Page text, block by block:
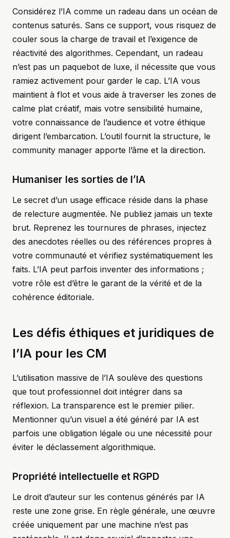
Considérez l’IA comme un radeau dans un océan de
contenus saturés. Sans ce support, vous risquez de
couler sous la charge de travail et l’exigence de
réactivité des algorithmes. Cependant, un radeau
n’est pas un paquebot de luxe, il nécessite que vous
ramiez activement pour garder le cap. L’IA vous
maintient à flot et vous aide à traverser les zones de
calme plat créatif, mais votre sensibilité humaine,
votre connaissance de l’audience et votre éthique
dirigent l’embarcation. L’outil fournit la structure, le
community manager apporte l’âme et la direction.
Humaniser les sorties de l’IA
Le secret d’un usage efficace réside dans la phase
de relecture augmentée. Ne publiez jamais un texte
brut. Reprenez les tournures de phrases, injectez
des anecdotes réelles ou des références propres à
votre communauté et vérifiez systématiquement les
faits. L’IA peut parfois inventer des informations ;
votre rôle est d’être le garant de la vérité et de la
cohérence éditoriale.
Les défis éthiques et juridiques de
l’IA pour les CM
L’utilisation massive de l’IA soulève des questions
que tout professionnel doit intégrer dans sa
réflexion. La transparence est le premier pilier.
Mentionner qu’un visuel a été généré par IA est
parfois une obligation légale ou une nécessité pour
éviter le déclassement algorithmique.
Propriété intellectuelle et RGPD
Le droit d’auteur sur les contenus générés par IA
reste une zone grise. En règle générale, une œuvre
créée uniquement par une machine n’est pas